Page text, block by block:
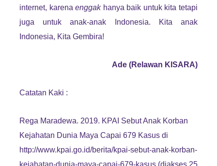
internet, karenaenggak hanya baik untuk kita tetapi
juga untuk anak-anak Indonesia. Kita anak
Indonesia, Kita Gembira!
Ade (Relawan KISARA)
Catatan Kaki :
Rega Maradewa. 2019. KPAI Sebut Anak Korban
Kejahatan Dunia Maya Capai 679 Kasus di
http://www.kpai.go.id/berita/kpai-sebut-anak-korban-